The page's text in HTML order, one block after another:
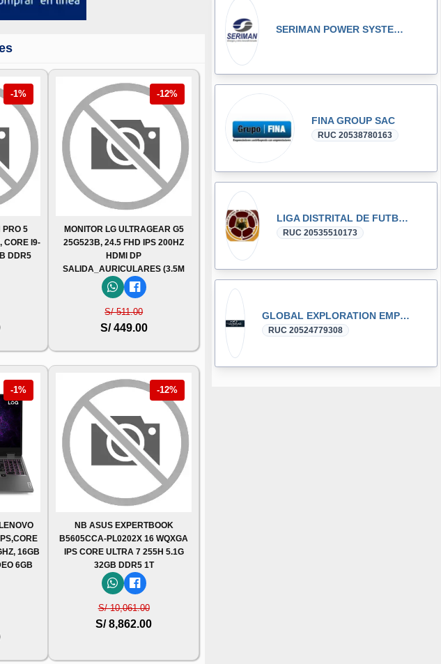
-1%
PRO 5
CORE I9-
DDR5
-12%
MONITOR LG ULTRAGEAR G5
25G523B, 24.5 FHD IPS 200HZ
HDMI DP
SALIDA_AURICULARES (3.5M
S/ 511.00
S/ 449.00
-1%
16GB
6GB
-12%
NB ASUS EXPERTBOOK
B5605CCA-PL0202X 16 WQXGA
IPS CORE ULTRA 7 255H 5.1G
32GB DDR5 1T
S/ 10,061.00
S/ 8,862.00
SERIMAN POWER SYSTEMS S.A.C Aire Acondicionado, UPS
FINA GROUP SAC
RUC 20538780163
LIGA DISTRITAL DE FUTBOL DE SAN MARTIN DE PORRES
RUC 20535510173
GLOBAL EXPLORATION EMPRESA INDIVIDUAL DE RESPONSABILIDAD LIMITADA - GLOBAL EXPLORATION E.I.R.L.
RUC 20524779308